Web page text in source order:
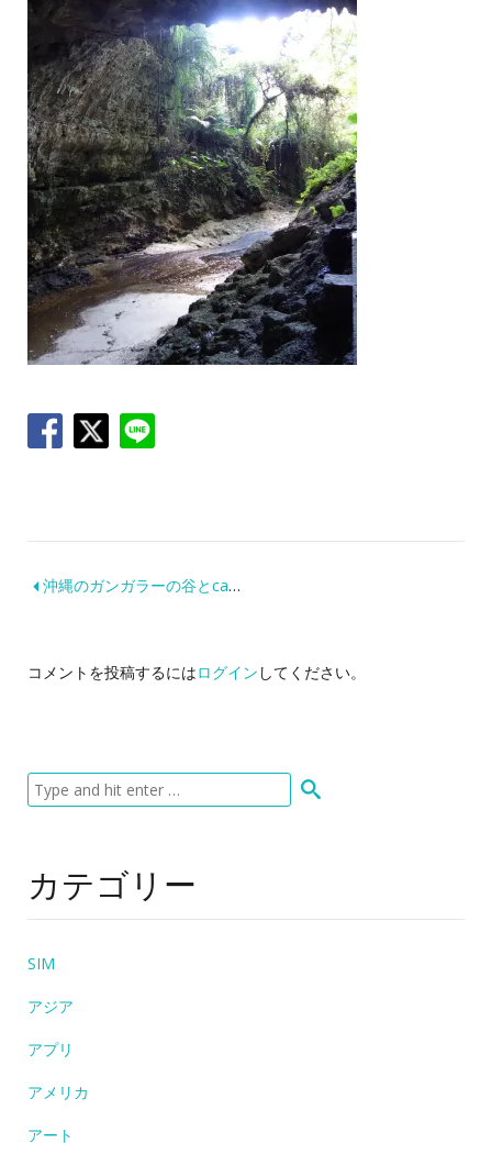
沖縄のガンガラーの谷とcave cafeは絶対に行くべき！
コメントを投稿するにはログイン してください。
カテゴリー
SIM
アジア
アプリ
アメリカ
アート